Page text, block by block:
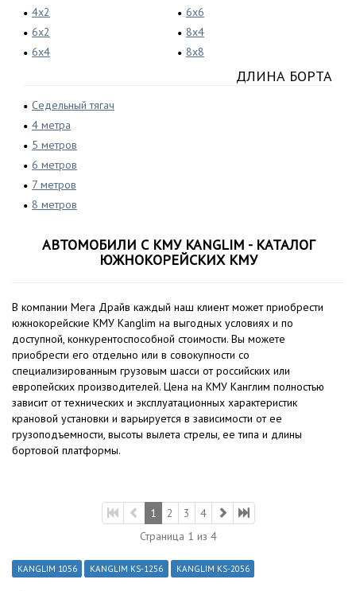
4x2
6x2
6x4
6x6
8x4
8x8
ДЛИНА БОРТА
Седельный тягач
4 метра
5 метров
6 метров
7 метров
8 метров
АВТОМОБИЛИ С КМУ KANGLIM - КАТАЛОГ
ЮЖНОКОРЕЙСКИХ КМУ
В компании Мега Драйв каждый наш клиент может приобрести
южнокорейские КМУ Kanglim на выгодных условиях и по
доступной, конкурентоспособной стоимости. Вы можете
приобрести его отдельно или в совокупности со
специализированным грузовым шасси от российских или
европейских производителей. Цена на КМУ Канглим полностью
зависит от технических и эксплуатационных характеристик
крановой установки и варьируется в зависимости от ее
грузоподъемности, высоты вылета стрелы, ее типа и длины
бортовой платформы.
1 2 3
4
Страница 1 из 4
KANGLIM 1056 KANGLIM KS-1256 KANGLIM KS-2056